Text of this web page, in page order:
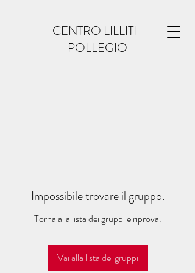
CENTRO LILLITH
POLLEGIO
Impossibile trovare il gruppo.
Torna alla lista dei gruppi e riprova.
Vai alla lista dei gruppi